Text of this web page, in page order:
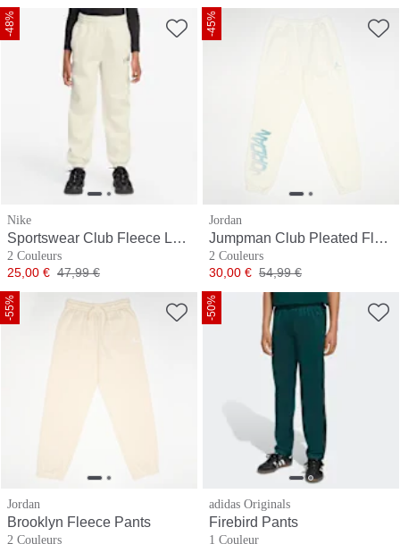
-48%
Nike
Sportswear Club Fleece Loose Graphic Pant
2 Couleurs
Prix
25,00 € Prix original
47,99 €
-45%
Jordan
Jumpman Club Pleated Fleece Pants
2 Couleurs
Prix
30,00 € Prix original
54,99 €
-55%
Jordan
Brooklyn Fleece Pants
2 Couleurs
-50%
adidas Originals
Firebird Pants
1 Couleur